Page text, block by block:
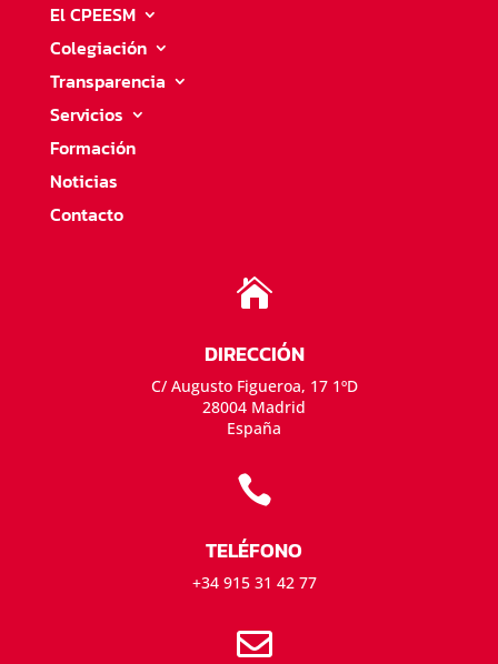
El CPEESM
Colegiación
Transparencia
Servicios
Formación
Noticias
Contacto

DIRECCIÓN
C/ Augusto Figueroa, 17 1ºD
28004 Madrid
España

TELÉFONO
+34 915 31 42 77
